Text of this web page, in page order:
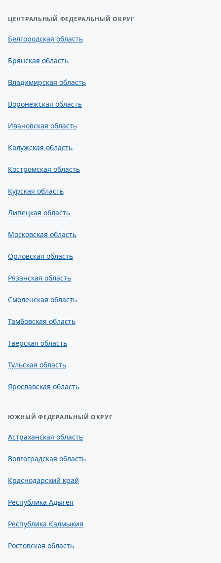
ЦЕНТРАЛЬНЫЙ ФЕДЕРАЛЬНЫЙ ОКРУГ
Белгородская область
Брянская область
Владимирская область
Воронежская область
Ивановская область
Калужская область
Костромская область
Курская область
Липецкая область
Московская область
Орловская область
Рязанская область
Смоленская область
Тамбовская область
Тверская область
Тульская область
Ярославская область
ЮЖНЫЙ ФЕДЕРАЛЬНЫЙ ОКРУГ
Астраханская область
Волгоградская область
Краснодарский край
Республика Адыгея
Республика Калмыкия
Ростовская область